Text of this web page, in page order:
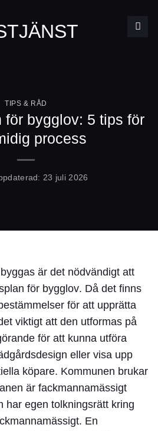
TIPS & RÅD
för bygglov: 5 tips för
process
23 juli 2026
är det nödvändigt att
för bygglov. Då det finns
för att upprätta
viktigt att den utformas på
för att kunna utföra
eller visa upp
köpare. Kommunen brukar
är fackmannamässigt
har egen tolkningsrätt kring
En